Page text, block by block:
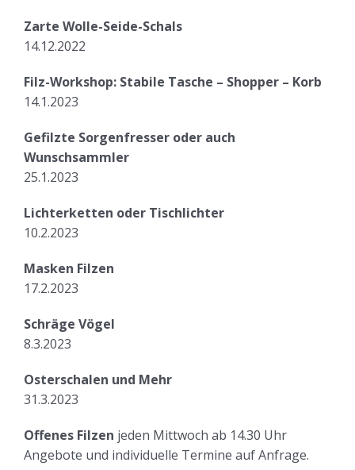
Zarte Wolle-Seide-Schals
14.12.2022
Filz-Workshop: Stabile Tasche – Shopper – Korb
14.1.2023
Gefilzte Sorgenfresser oder auch
Wunschsammler
25.1.2023
Lichterketten oder Tischlichter
10.2.2023
Masken Filzen
17.2.2023
Schräge Vögel
8.3.2023
Osterschalen und Mehr
31.3.2023
Offenes Filzen jeden Mittwoch ab 14.30 Uhr
Angebote und individuelle Termine auf Anfrage.